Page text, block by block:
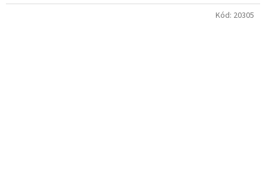
Kód: 20305